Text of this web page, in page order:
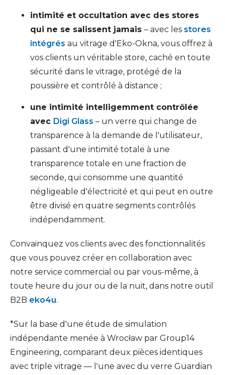
intimité et occultation avec des stores
qui ne se salissent jamais – avec les stores
intégrés au vitrage d'Eko-Okna, vous offrez à
vos clients un véritable store, caché en toute
sécurité dans le vitrage, protégé de la
poussière et contrôlé à distance ;
une intimité intelligemment contrôlée
avec Digi Glass – un verre qui change de
transparence à la demande de l'utilisateur,
passant d'une intimité totale à une
transparence totale en une fraction de
seconde, qui consomme une quantité
négligeable d'électricité et qui peut en outre
être divisé en quatre segments contrôlés
indépendamment.
Convainquez vos clients avec des fonctionnalités
que vous pouvez créer en collaboration avec
notre service commercial ou par vous-même, à
toute heure du jour ou de la nuit, dans notre outil
B2B eko4u.
*Sur la base d'une étude de simulation
indépendante menée à Wrocław par Group14
Engineering, comparant deux pièces identiques
avec triple vitrage — l'une avec du verre Guardian